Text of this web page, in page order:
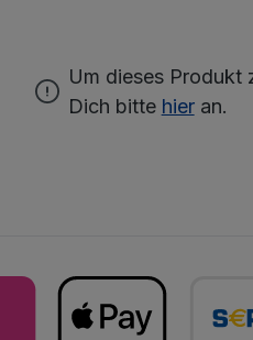
Um dieses Produkt
Dich bitte hieran.